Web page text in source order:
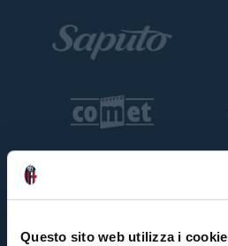
Questo sito web utilizza i cookie